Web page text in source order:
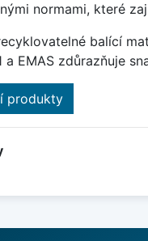
normami, které
balící
a EMAS zdůrazňuje
produkty